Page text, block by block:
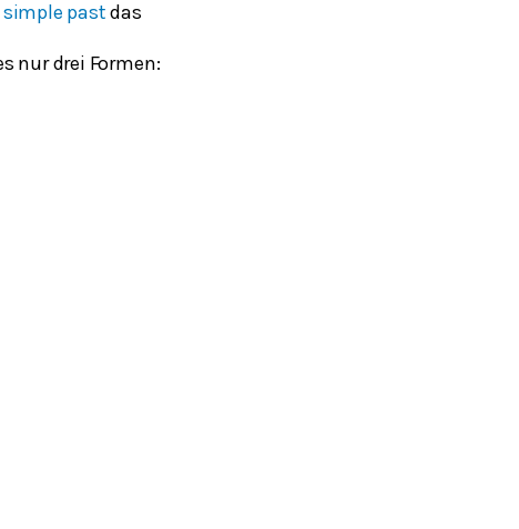
simple pastdas
nur drei Formen: